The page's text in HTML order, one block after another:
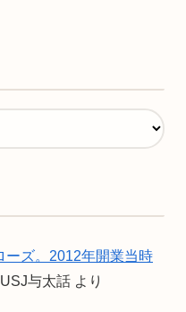
ーズ。2012年開業当時
USJ与太話 より